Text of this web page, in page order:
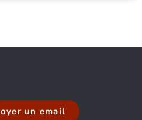
un email